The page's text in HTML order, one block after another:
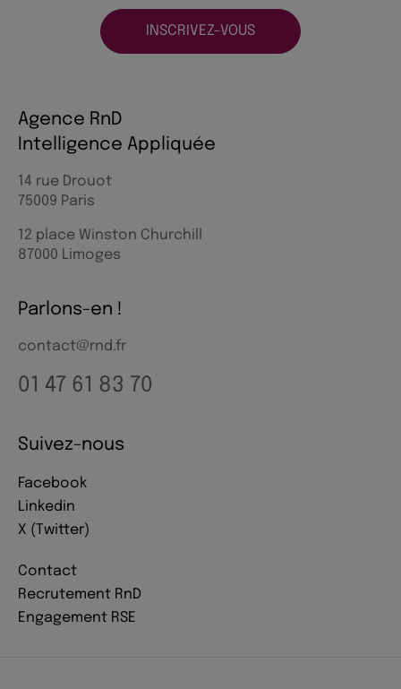
INSCRIVEZ-VOUS
Agence RnD
Intelligence Appliquée
14 rue Drouot
75009 Paris
12 place Winston Churchill
87000 Limoges
Parlons-en !
contact@rnd.fr
01 47 61 83 70
Suivez-nous
Facebook
Linkedin
X (Twitter)
Contact
Recrutement RnD
Engagement RSE